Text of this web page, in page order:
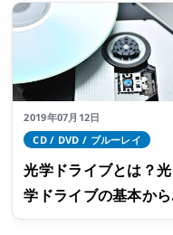
識
2019年07月12日
CD / DVD / ブルーレイ
光学ドライブとは？光
学ドライブの基本から
種類・選び方までご紹